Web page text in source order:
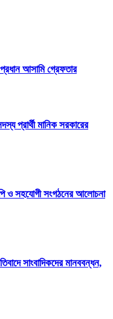
আসামি গ্রেফতার
প্রার্থী মানিক সরকারের
ও সহযোগী সংগঠনের আলোচনা
সাংবাদিকদের মানববন্ধন,